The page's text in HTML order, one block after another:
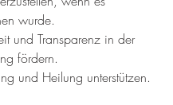
wurde.
und Transparenz in der
fördern.
und Heilung unterstützen.